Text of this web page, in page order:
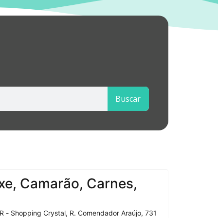
Buscar
Camarão, Carnes,
- Shopping Crystal, R. Comendador Araújo, 731